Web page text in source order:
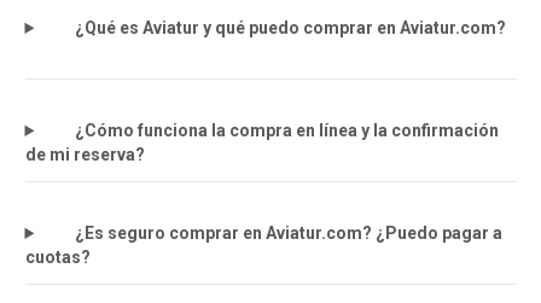
¿Cómo funciona la compra en línea y la confirmación
de mi reserva?
¿Es seguro comprar en Aviatur.com? ¿Puedo pagar a
cuotas?